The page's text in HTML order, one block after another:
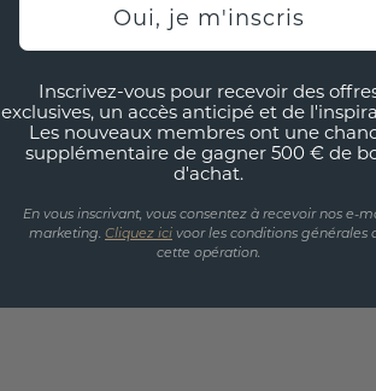
Oui, je m'inscris
Inscrivez-vous pour recevoir des
exclusives, un accès anticipé et de
Les nouveaux membres ont une
supplémentaire de gagner 500 € de
d'achat.
En vous inscrivant, vous consentez à recevoir nos e-
marketing. Cliquez ici voor les conditions générales
cette opération.